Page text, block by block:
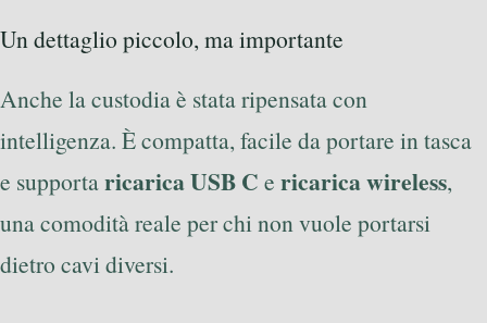
Un dettaglio piccolo, ma importante
Anche la custodia è stata ripensata con
intelligenza. È compatta, facile da portare in tasca
e supportaricarica USB C e ricarica wireless,
una comodità reale per chi non vuole portarsi
dietro cavi diversi.